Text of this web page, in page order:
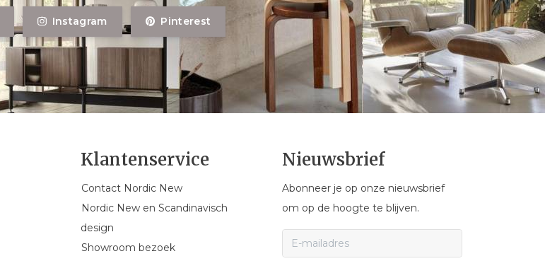
Instagram Pinterest
Klantenservice
Contact Nordic New
Nordic New en Scandinavisch
design
Showroom bezoek
Nieuwsbrief
Abonneer je op onze nieuwsbrief
om op de hoogte te blijven.